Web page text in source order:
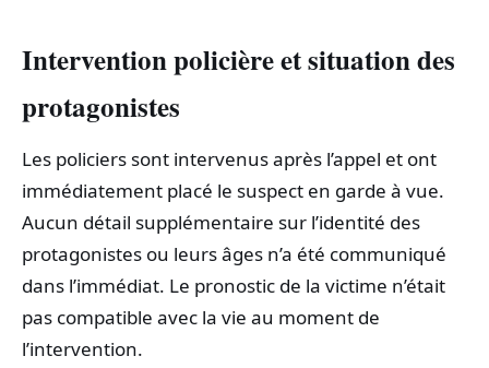
Intervention policière et situation des
protagonistes
Les policiers sont intervenus après l’appel et ont
immédiatement placé le suspect en garde à vue.
Aucun détail supplémentaire sur l’identité des
protagonistes ou leurs âges n’a été communiqué
dans l’immédiat. Le pronostic de la victime n’était
pas compatible avec la vie au moment de
l’intervention.